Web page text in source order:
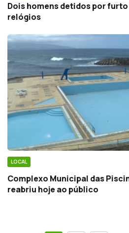
Dois homens detidos por furto
relógios
LOCAL
Complexo Municipal das
reabriu hoje ao público